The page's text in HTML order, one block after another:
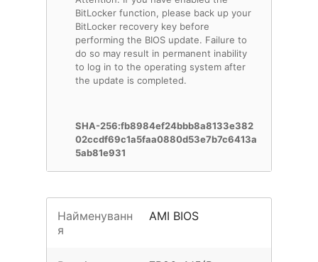
BitLocker function, please back up your
BitLocker recovery key before
performing the BIOS update. Failure to
do so may result in permanent inability
to log in to the operating system after
the update is completed.
SHA-256:fb8984ef24bbb8a8133e382
02ccdf69c1a5faa0880d53e7b7c6413a
5ab81e931
Найменуванн
я
AMI BIOS